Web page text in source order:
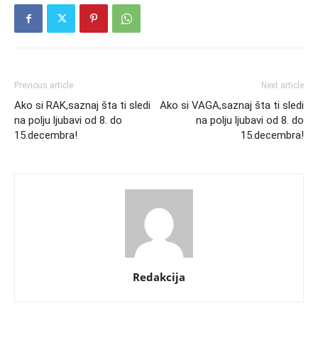
Previous article
Ako si RAK,saznaj šta ti sledi
na polju ljubavi od 8. do
15.decembra!
Next article
Ako si VAGA,saznaj šta ti sledi
na polju ljubavi od 8. do
15.decembra!
Redakcija